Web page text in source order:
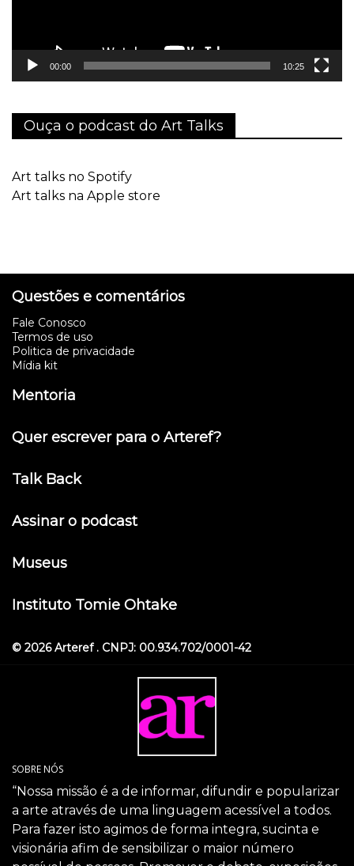
00:00 10:25
Ouça o podcast do Art Talks
Art talks no Spotify
Art talks na Apple store
Questões e comentários
Fale Conosco
Termos de uso
Politica de privacidade
Mídia kit
Mentoria
Quer escrever para o Arteref?
Talk Back
Assinar o podcast
Museus
Instituto Tomie Ohtake
© 2026 Arteref . CNPJ: 00.934.702/0001-42
SOBRE NÓS
“Nossa missão é a de informar, difundir e popularizar
a arte através de uma linguagem acessível a todos.
Para fazer isto agimos de forma integra, sucinta e
visionária afim de sensibilizar o maior número